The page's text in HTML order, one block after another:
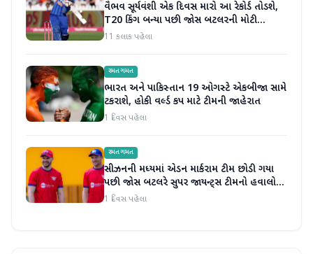
વૈભવ સૂર્યવંશી એક દિવસ મારો આ રેકોર્ડ તોડશે,
T20 કિંગ બન્યા પછી જોસ બટલરની મોટી
ભવિષ્યવાણી
11 કલાક પહેલા
રમતગમત
ભારત અને પાકિસ્તાન 19 ઓગસ્ટે એકબીજા સામે
ટકરાશે, હોકી વર્લ્ડ કપ માટે ટીમની જાહેરાત
1 દિવસ પહેલા
રમતગમત
સીઝનની મધ્યમાં એડન માર્કરામ ટીમ છોડી ગયા
પછી જોસ બટલરે સુપર જાયન્ટ્સ ટીમનો હવાલો
સંભાળ્યો
1 દિવસ પહેલા